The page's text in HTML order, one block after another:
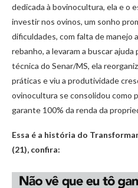
dedicada à bovinocultura, ela e o
investir nos ovinos, um sonho
dificuldades, com falta de manejo
rebanho, a levaram a buscar
técnica do Senar/MS, ela
práticas e viu a produtividade
ovinocultura se consolidou como
garante 100% da renda da
Essa é a história do
(21), confira: